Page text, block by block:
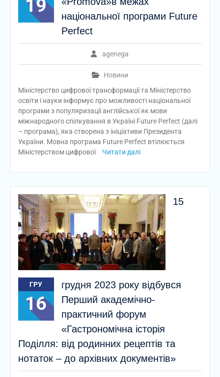
19
національної програми Future
Perfect
agenega
Новини
Міністерство цифрової трансформації та Міністерство
освіти і науки інформує про можливості національної
програми з популяризації англійської як мови
міжнародного спілкування в Україні Future Perfect (далі
– програма), яка створена з ініціативи Президента
України. Мовна програма Future Perfect втілюється
Міністерством цифрової
Читати далі
ГРУ
16
15
грудня 2023 року відбувся
Перший академічно-
практичний форум
«Гастрономічна історія
Поділля: від родинних рецептів та
нотаток – до архівних документів»